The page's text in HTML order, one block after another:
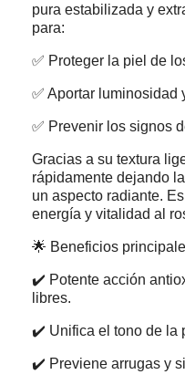
pura estabilizada y
para:
✅ Proteger la piel de
✅ Aportar luminosidad
✅ Prevenir los signos
Gracias a su textura
rápidamente dejando
un aspecto radiante.
energía y vitalidad al
🌟 Beneficios
✔️ Potente acción
libres.
✔️ Unifica el tono de la
✔️ Previene arrugas y